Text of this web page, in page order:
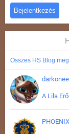
Összes HS Blog
A Lila